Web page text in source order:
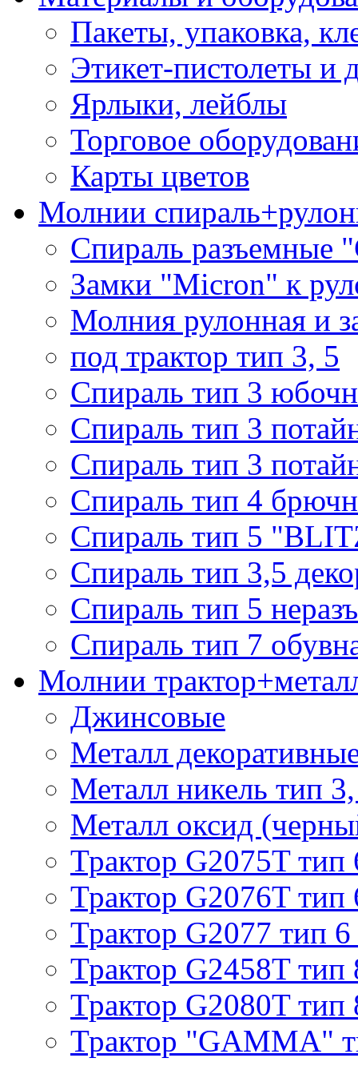
Пакеты, упаковка,
Этикет-пистолеты и
Ярлыки, лейблы
Торговое
Карты цветов
Молнии
Спираль разъемные
Замки "Micron" к
Молния рулонная и
под трактор тип 3, 5
Спираль тип 3
Спираль тип 3
Спираль тип 3
Спираль тип 4
Спираль тип 5
Спираль тип 3,5
Спираль тип 5
Спираль тип 7
Молнии
Джинсовые
Металл
Металл никель тип
Металл оксид
Трактор G2075T тип
Трактор G2076T тип
Трактор G2077 тип 6
Трактор G2458T тип
Трактор G2080T тип
Трактор "GAMMA"